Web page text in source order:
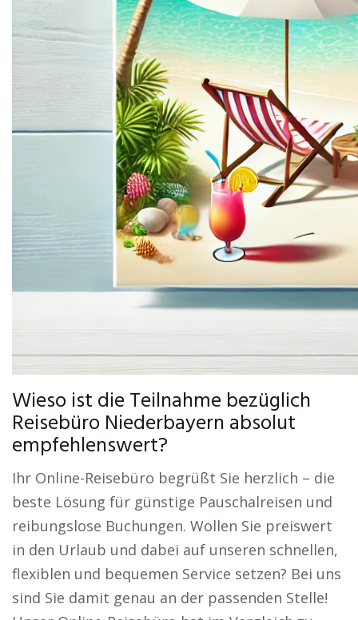
Wieso ist die Teilnahme bezüglich
Reisebüro Niederbayern absolut
empfehlenswert?
Ihr Online-Reisebüro begrüßt Sie herzlich – die
beste Lösung für günstige Pauschalreisen und
reibungslose Buchungen. Wollen Sie preiswert
in den Urlaub und dabei auf unseren schnellen,
flexiblen und bequemen Service setzen? Bei uns
sind Sie damit genau an der passenden Stelle!